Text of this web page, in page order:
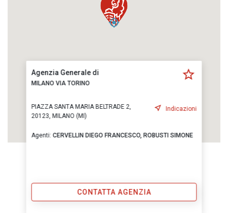
Agenzia Generale di
MILANO VIA TORINO
PIAZZA SANTA MARIA BELTRADE 2,
20123, MILANO (MI)
Indicazioni
Agenti:CERVELLIN DIEGO FRANCESCO, ROBUSTI SIMONE
CONTATTA AGENZIA